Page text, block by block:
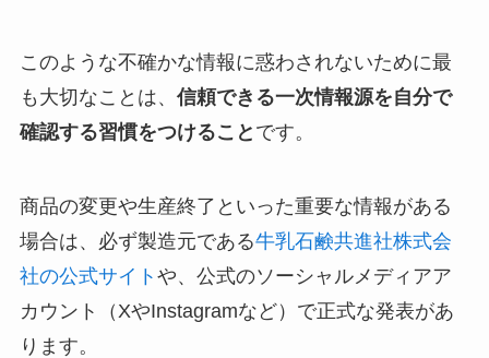
このような不確かな情報に惑わされないために最
も大切なことは、 信頼できる一次情報源を自分で
確認する習慣をつけること です。
商品の変更や生産終了といった重要な情報がある
場合は、必ず製造元である牛乳石鹸共進社株式会
社の公式サイト や、公式のソーシャルメディアア
カウント（XやInstagramなど）で正式な発表があ
ります。